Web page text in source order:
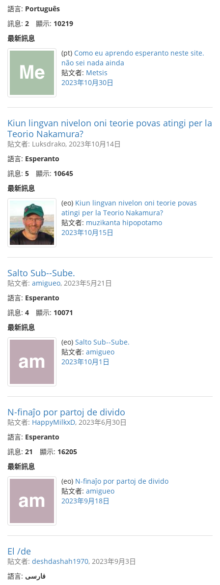
語言: Português
訊息: 2 顯示: 10219
最新訊息
(pt) Como eu aprendo esperanto neste site.
não sei nada ainda
貼文者: Metsis
2023年10月30日
Kiun lingvan nivelon oni teorie povas atingi per la
Teorio Nakamura?
貼文者: Luksdrako, 2023年10月14日
語言: Esperanto
訊息: 5 顯示: 10645
最新訊息
(eo) Kiun lingvan nivelon oni teorie povas
atingi per la Teorio Nakamura?
貼文者: muzikanta hipopotamo
2023年10月15日
Salto Sub--Sube.
貼文者: amigueo, 2023年5月21日
語言: Esperanto
訊息: 4 顯示: 10071
最新訊息
(eo) Salto Sub--Sube.
貼文者: amigueo
2023年10月1日
N-finaĵo por partoj de divido
貼文者: HappyMilkxD, 2023年6月30日
語言: Esperanto
訊息: 21 顯示: 16205
最新訊息
(eo) N-finaĵo por partoj de divido
貼文者: amigueo
2023年9月18日
El /de
貼文者: deshdashah1970, 2023年9月3日
語言: فارسی